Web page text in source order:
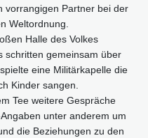
vorrangigen Partner bei der
Weltordnung.
Halle des Volkes
schritten gemeinsam über
eine Militärkapelle die
Kinder sangen.
Tee weitere Gespräche
unter anderem um
die Beziehungen zu den